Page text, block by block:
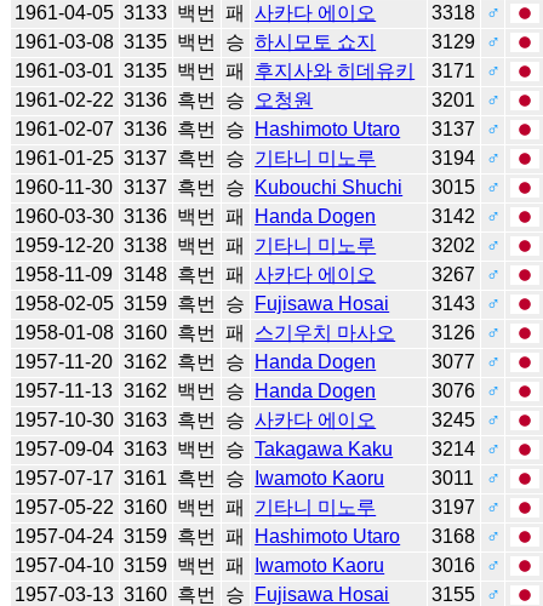
1961-04-05 3133 백번 패 사카다 에이오 3318
♂
1961-03-08 3135 백번 승 하시모토 쇼지 3129
♂
1961-03-01 3135 백번 패 후지사와 히데유키 3171
♂
1961-02-22 3136 흑번 승 오청원 3201
♂
1961-02-07 3136 흑번 승 Hashimoto Utaro 3137
♂
1961-01-25 3137 흑번 승 기타니 미노루 3194
♂
1960-11-30 3137 흑번 승 Kubouchi Shuchi 3015
♂
1960-03-30 3136 백번 패 Handa Dogen 3142
♂
1959-12-20 3138 백번 패 기타니 미노루 3202
♂
1958-11-09 3148 흑번 패 사카다 에이오 3267
♂
1958-02-05 3159 흑번 승 Fujisawa Hosai 3143
♂
1958-01-08 3160 흑번 패 스기우치 마사오 3126
♂
1957-11-20 3162 흑번 승 Handa Dogen 3077
♂
1957-11-13 3162 백번 승 Handa Dogen 3076
♂
1957-10-30 3163 흑번 승 사카다 에이오 3245
♂
1957-09-04 3163 백번 승 Takagawa Kaku 3214
♂
1957-07-17 3161 흑번 승 Iwamoto Kaoru 3011
♂
1957-05-22 3160 백번 패 기타니 미노루 3197
♂
1957-04-24 3159 흑번 패 Hashimoto Utaro 3168
♂
1957-04-10 3159 백번 패 Iwamoto Kaoru 3016
♂
1957-03-13 3160 흑번 승 Fujisawa Hosai 3155
♂